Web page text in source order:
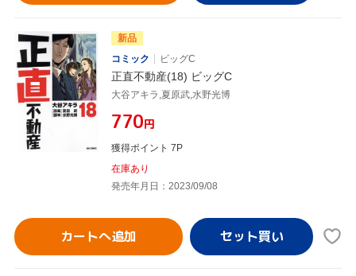
新品
コミック
ビッグC
正直不動産(18) ビッグC
大谷アキラ,夏原武,水野光博
¥770円
獲得ポイント 7P
在庫あり
発売年月日：2023/09/08
カートへ追加